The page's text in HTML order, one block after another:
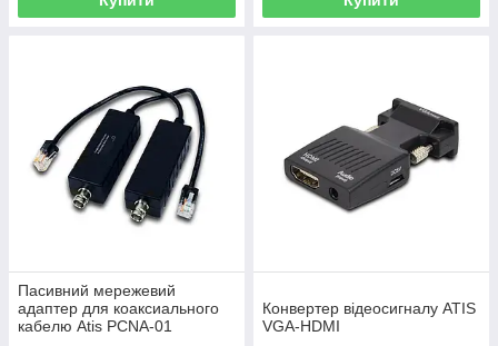
Пасивний мережевий
адаптер для коаксиального
кабелю Atis PCNA-01
Конвертер відеосигналу ATIS
VGA-HDMI